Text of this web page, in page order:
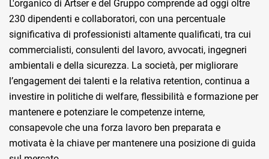
L'organico di Artser e del Gruppo comprende ad oggi oltre
230 dipendenti e collaboratori, con una percentuale
significativa di professionisti altamente qualificati, tra cui
commercialisti, consulenti del lavoro, avvocati, ingegneri
ambientali e della sicurezza. La società, per migliorare
l’engagement dei talenti e la relativa retention, continua a
investire in politiche di welfare, flessibilità e formazione per
mantenere e potenziare le competenze interne,
consapevole che una forza lavoro ben preparata e
motivata è la chiave per mantenere una posizione di guida